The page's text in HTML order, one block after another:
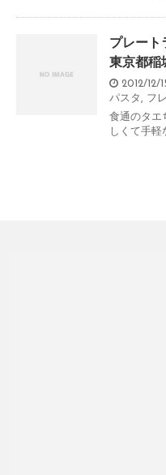
プレート
東京都稲
2012/12/
パスタ , フ
食通のタエ
しくて手軽